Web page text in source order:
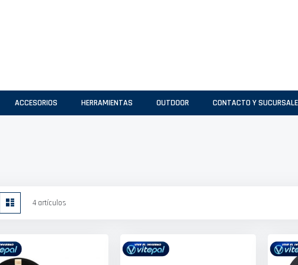
ACCESORIOS HERRAMIENTAS OUTDOOR CONTACTO Y
Ver
como
Parrilla 4 artículos